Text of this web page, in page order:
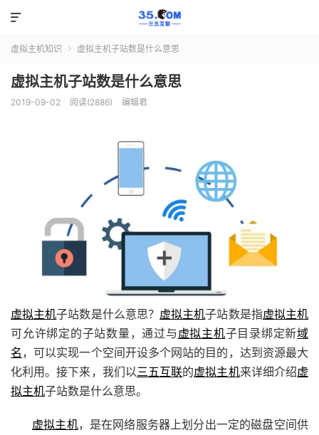

虚拟主机知识  虚拟主机子站数是什么意思
虚拟主机子站数是什么意思
2019-09-02 阅读(2886) 编辑君
虚拟主机子站数是什么意思？ 虚拟主机子站数是指虚拟主机
可允许绑定的子站数量，通过与虚拟主机子目录绑定新域
名 ，可以实现一个空间开设多个网站的目的，达到资源最大
化利用。接下来，我们以 三五互联的虚拟主机来详细介绍虚
拟主机子站数是什么意思。
虚拟主机，是在网络服务器上划分出一定的磁盘空间供